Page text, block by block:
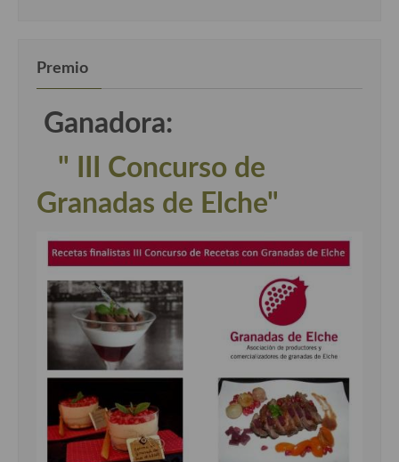
Premio
Ganadora:
" III Concurso de
Granadas de Elche"